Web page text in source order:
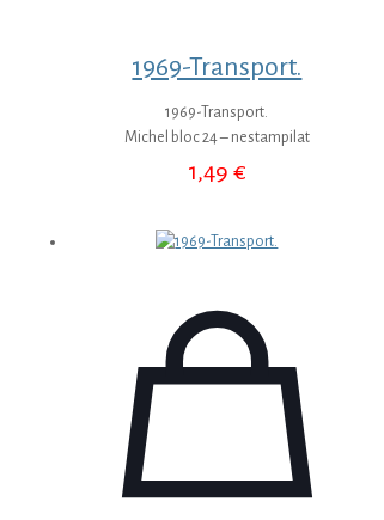
1969-Transport.
1969-Transport.
Michel bloc 24 – nestampilat
1,49 €